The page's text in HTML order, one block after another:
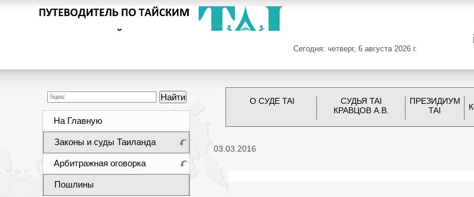
Сегодня: четверг, 6 августа 2026 г.
На Главную
Законы и суды Таиланда
Арбитражная оговорка
Пошлины
О СУДЕ TAI
СУДЬЯ TAI
КРАВЦОВ А.В.
ПРЕЗИДИУМ
TAI
03.03.2016